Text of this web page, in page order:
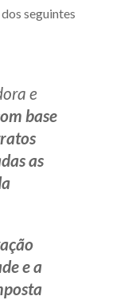
seguintes
e
base
as
e a